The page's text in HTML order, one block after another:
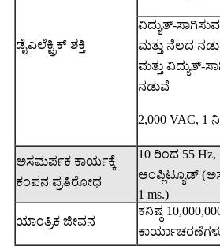
ಡೈಎಲೆಕ್ಟ್ರಿಕ್ ಶಕ್ತಿ
ವಿದ್ಯುತ್-
ಮತ್ತು ನೆಲದ
ಮತ್ತು ವಿದ್ಯುತ್-
ನಡುವೆ
2,000 VAC, 1
ಅಸಮರ್ಪಕ ಕಾರ್ಯಕ್ಕೆ
ಕಂಪನ ಪ್ರತಿರೋಧ
10 ರಿಂದ 55
ಆಂಪ್ಲಿಟ್ಯೂಡ್
1 ms.)
ಯಾಂತ್ರಿಕ ಜೀವನ
ಕನಿಷ್ಠ